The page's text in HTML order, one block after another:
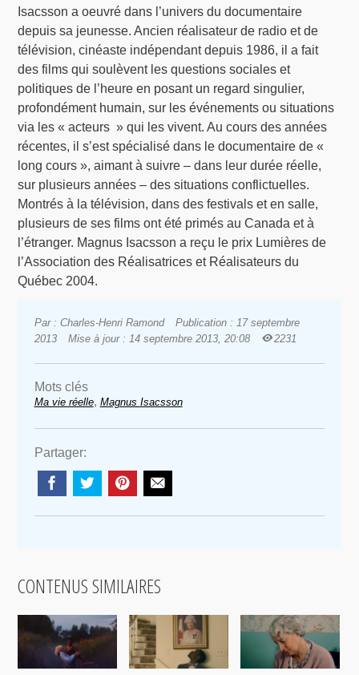
Isacsson a oeuvré dans l’univers du documentaire
depuis sa jeunesse. Ancien réalisateur de radio et de
télévision, cinéaste indépendant depuis 1986, il a fait
des films qui soulèvent les questions sociales et
politiques de l’heure en posant un regard singulier,
profondément humain, sur les événements ou situations
via les « acteurs » qui les vivent. Au cours des années
récentes, il s’est spécialisé dans le documentaire de «
long cours », aimant à suivre – dans leur durée réelle,
sur plusieurs années – des situations conflictuelles.
Montrés à la télévision, dans des festivals et en salle,
plusieurs de ses films ont été primés au Canada et à
l’étranger. Magnus Isacsson a reçu le prix Lumières de
l’Association des Réalisatrices et Réalisateurs du
Québec 2004.
Par : Charles-Henri Ramond
Publication : 17 septembre
2013
Mise à jour : 14 septembre 2013, 20:08 2231
Mots clés
Ma vie réelle, Magnus Isacsson
Partager:
CONTENUS SIMILAIRES